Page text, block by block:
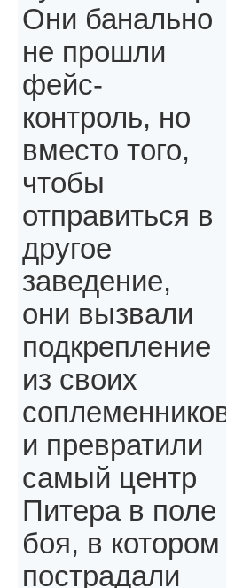
Они банально
не прошли
фейс-
контроль, но
вместо того,
чтобы
отправиться в
другое
заведение,
они вызвали
подкрепление
из своих
соплеменников
и превратили
самый центр
Питера в поле
боя, в котором
пострадали